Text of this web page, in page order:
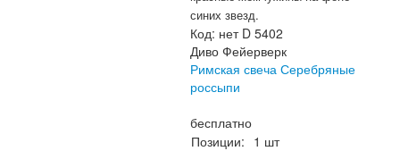
синих звезд.
Код: нет D 5402
Диво Фейерверк
Римская свеча Серебряные
россыпи
бесплатно
Позиции: 1 шт